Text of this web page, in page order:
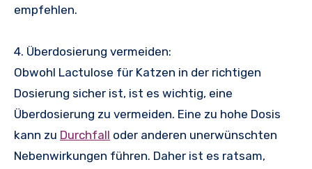
empfehlen.
4. Überdosierung vermeiden:
Obwohl Lactulose für Katzen in der richtigen
Dosierung sicher ist, ist es wichtig, eine
Überdosierung zu vermeiden. Eine zu hohe Dosis
kann zu Durchfall oder anderen unerwünschten
Nebenwirkungen führen. Daher ist es ratsam,